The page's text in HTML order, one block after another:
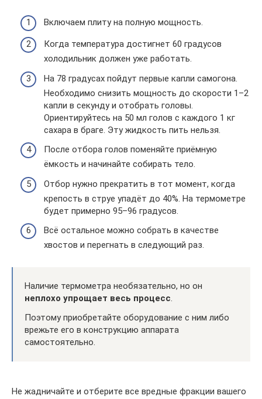
Включаем плиту на полную мощность.
Когда температура достигнет 60 градусов
холодильник должен уже работать.
На 78 градусах пойдут первые капли самогона.
Необходимо снизить мощность до скорости 1–2
капли в секунду и отобрать головы.
Ориентируйтесь на 50 мл голов с каждого 1 кг
сахара в браге. Эту жидкость пить нельзя.
После отбора голов поменяйте приёмную
ёмкость и начинайте собирать тело.
Отбор нужно прекратить в тот момент, когда
крепость в струе упадёт до 40%. На термометре
будет примерно 95–96 градусов.
Всё остальное можно собрать в качестве
хвостов и перегнать в следующий раз.
Наличие термометра необязательно, но он
неплохо упрощает весь процесс.
Поэтому приобретайте оборудование с ним либо
врежьте его в конструкцию аппарата
самостоятельно.
Не жадничайте и отберите все вредные фракции вашего